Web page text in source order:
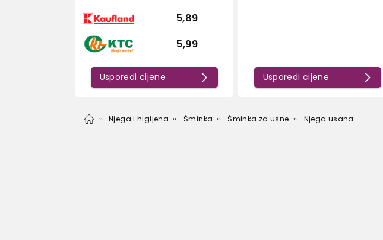
5,89
5,99
Usporedi cijene Usporedi cijene
Njega i higijena Šminka Šminka za usne Njega usana